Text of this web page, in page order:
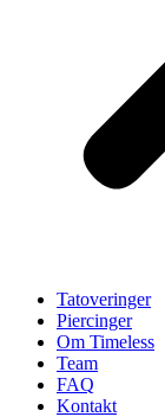
Tatoveringer
Piercinger
Om Timeless
Team
FAQ
Kontakt